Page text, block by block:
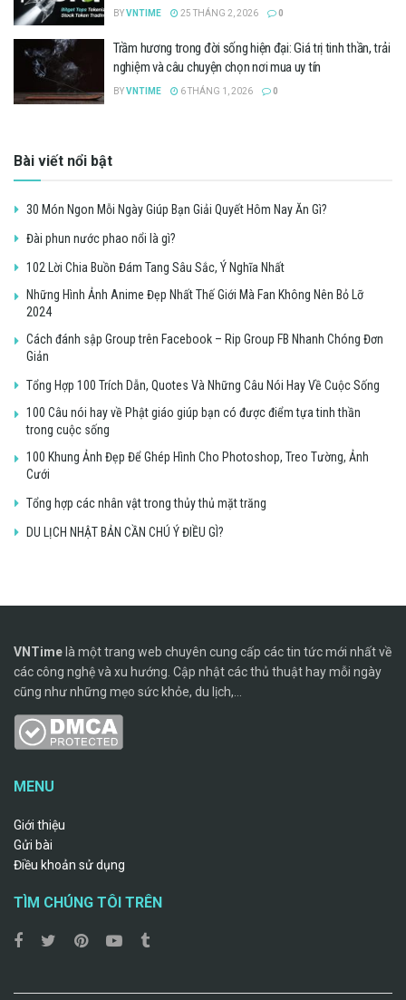
BYVNTIME 25 THÁNG 2, 2026 0
Trầm hương trong đời sống hiện đại: Giá trị tinh thần, trải
nghiệm và câu chuyện chọn nơi mua uy tín
BYVNTIME 6 THÁNG 1, 2026 0
Bài viết nổi bật
30 Món Ngon Mỗi Ngày Giúp Bạn Giải Quyết Hôm Nay Ăn Gì?
Đài phun nước phao nổi là gì?
102 Lời Chia Buồn Đám Tang Sâu Sắc, Ý Nghĩa Nhất
Những Hình Ảnh Anime Đẹp Nhất Thế Giới Mà Fan Không Nên Bỏ Lỡ
2024
Cách đánh sập Group trên Facebook – Rip Group FB Nhanh Chóng Đơn
Giản
Tổng Hợp 100 Trích Dẫn, Quotes Và Những Câu Nói Hay Về Cuộc Sống
100 Câu nói hay về Phật giáo giúp bạn có được điểm tựa tinh thần
trong cuộc sống
100 Khung Ảnh Đẹp Để Ghép Hình Cho Photoshop, Treo Tường, Ảnh
Cưới
Tổng hợp các nhân vật trong thủy thủ mặt trăng
DU LỊCH NHẬT BẢN CẦN CHÚ Ý ĐIỀU GÌ?
VNTimelà một trang web chuyên cung cấp các tin tức mới nhất về
các công nghệ và xu hướng. Cập nhật các thủ thuật hay mỗi ngày
cũng như những mẹo sức khỏe, du lịch,...
MENU
Giới thiệu
Gửi bài
Điều khoản sử dụng
TÌM CHÚNG TÔI TRÊN